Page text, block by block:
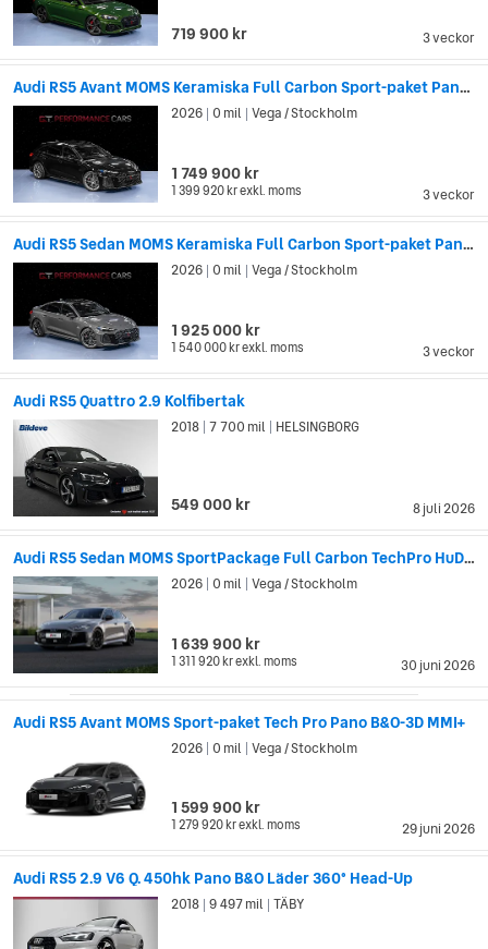
3 veckor
719 900 kr
Audi RS5 Avant MOMS Keramiska Full Carbon Sport-paket Pano HuD
3 veckor
2026 0 mil Vega / Stockholm
1 749 900 kr
1 399 920 krexkl. moms
Audi RS5 Sedan MOMS Keramiska Full Carbon Sport-paket Pano HuD
3 veckor
2026 0 mil Vega / Stockholm
1 925 000 kr
1 540 000 krexkl. moms
Audi RS5 Quattro 2.9 Kolfibertak
8 juli 2026
2018 7 700 mil HELSINGBORG
549 000 kr
Audi RS5 Sedan MOMS SportPackage Full Carbon TechPro HuD Pano
30 juni 2026
2026 0 mil Vega / Stockholm
1 639 900 kr
1 311 920 krexkl. moms
Audi RS5 Avant MOMS Sport-paket Tech Pro Pano B&O-3D MMI+
29 juni 2026
2026 0 mil Vega / Stockholm
1 599 900 kr
1 279 920 krexkl. moms
Audi RS5 2.9 V6 Q. 450hk Pano B&O Läder 360° Head-Up
2018 9 497 mil TÄBY